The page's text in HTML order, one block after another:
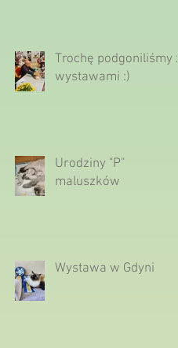
Trochę podgoniliśmy z
wystawami :)
Urodziny "P"
maluszków
Wystawa w Gdyni